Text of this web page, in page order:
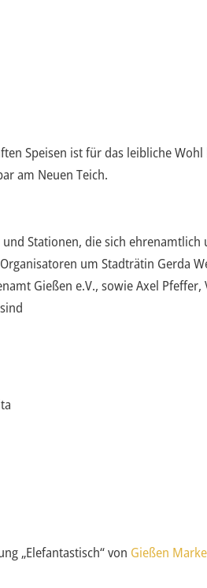
Speisen ist für das leibliche
am Neuen Teich.
Stationen, die sich
um Stadträtin Gerda
Gießen e.V., sowie Axel
„Elefantastisch“ von Gießen